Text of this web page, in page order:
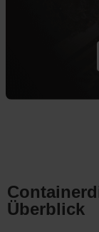
Überblick